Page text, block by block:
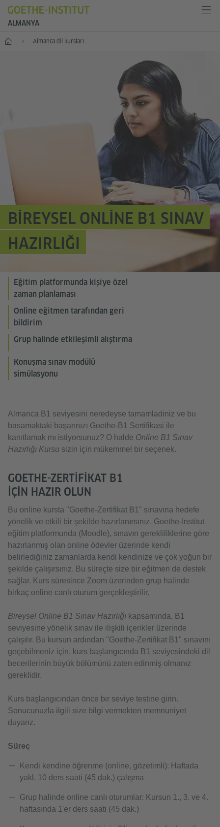
ALMANYA
-- Almanca dil kursları
BIREYSEL ONLINE B1 SINAV
HAZIRLIĞI
Eğitim platformunda kişiye özel
zaman planlaması
Online eğitmen tarafından geri
bildirim
Grup halinde etkileşimli alıştırma
Konuşma sınav modülü
simülasyonu
Almanca B1 seviyesini neredeyse tamamladiniz ve bu
basamaktaki başarınızı Goethe-B1 Sertifikasi ile
kanıtlamak mı istiyorsunuz? O halde Online B1 Sınav
Hazırlığı Kursu sizin için mükemmel bir seçenek.
GOETHE-ZERTIFIKAT B1
IÇIN HAZIR OLUN
Bu online kursta "Goethe-Zertifikat B1" sınavına hedefe
yönelik ve etkili bir şekilde hazırlanırsınız. Goethe-Institut
eğitim platformunda (Moodle), sınavın gerekliliklerine göre
hazırlanmış olan online ödevler üzerinde kendi
belirlediğiniz zamanlarda kendi kendinize ve çok yoğun bir
şekilde çalışırsınız. Bu süreçte size bir eğitmen de destek
sağlar. Kurs süresince Zoom üzerinden grup halinde
birkaç online canlı oturum gerçekleştirilir.
Bireysel Online B1 Sınav Hazırlığı kapsamında, B1
seviyesine yönelik sınav ile ilişkili içerikler üzerinde
çalışılır. Bu kursun ardından "Goethe-Zertifikat B1" sınavını
geçebilmeniz için, kurs başlangıcında B1 seviyesindeki dil
becerilerinin büyük bölümünü zaten edinmiş olmanız
gereklidir.
Kurs başlangıcından önce bir seviye testine girin.
Sonucunuzla ilgili size bilgi vermekten memnuniyet
duyarız.
Süreç
Kendi kendine öğrenme (online, gözetimli): Haftada
yakl. 10 ders saati (45 dak.) çalışma
Grup halinde online canlı oturumlar: Kursun 1., 3. ve 4.
haftasında 1'er ders saati (45 dak.)